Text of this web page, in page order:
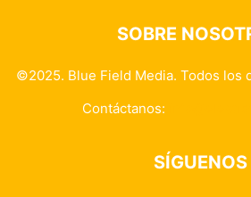
SOBRE
©2025. Blue Field Media. Todos los
Contáctanos:
SÍGUENOS